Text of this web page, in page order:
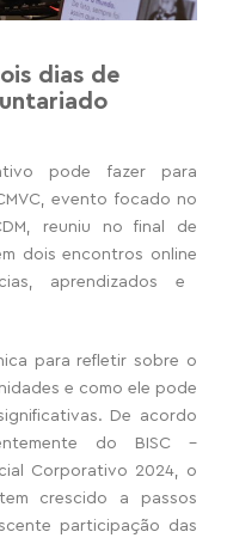
dias de
pode fazer para
evento focado no
reuniu no final de
dois encontros online
aprendizados e
para refletir sobre o
e como ele pode
De acordo
do BISC –
Corporativo 2024, o
crescido a passos
participação das